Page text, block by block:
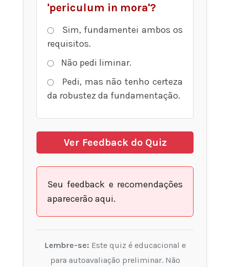
'periculum in mora'?
Sim, fundamentei ambos os
requisitos.
Não pedi liminar.
Pedi, mas não tenho certeza
da robustez da fundamentação.
Ver Feedback do Quiz
Seu feedback e recomendações
aparecerão aqui.
Lembre-se: Este quiz é educacional e
para autoavaliação preliminar. Não